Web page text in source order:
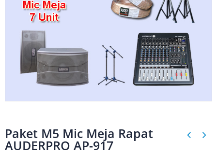
Paket M5 Mic Meja Rapat
AUDERPRO AP-917